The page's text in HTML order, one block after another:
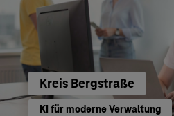
Kreis Bergstraße
KI für moderne Verwaltung